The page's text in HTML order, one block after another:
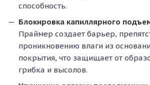
способность.
Блокировка капиллярного
Праймер создает барьер,
проникновению влаги из
покрытия, что защищает от
грибка и высолов.